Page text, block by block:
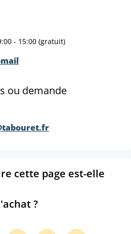
- 15:00 (gratuit)
ou demande
cette page est-elle
?